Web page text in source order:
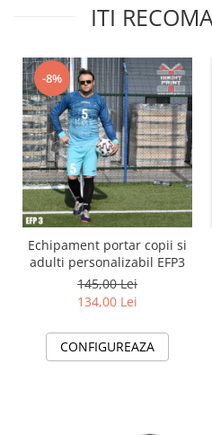
ITI
-8%
Echipament portar copii si
adulti personalizabil EFP3
145,00 Lei
134,00 Lei
CONFIGUREAZA